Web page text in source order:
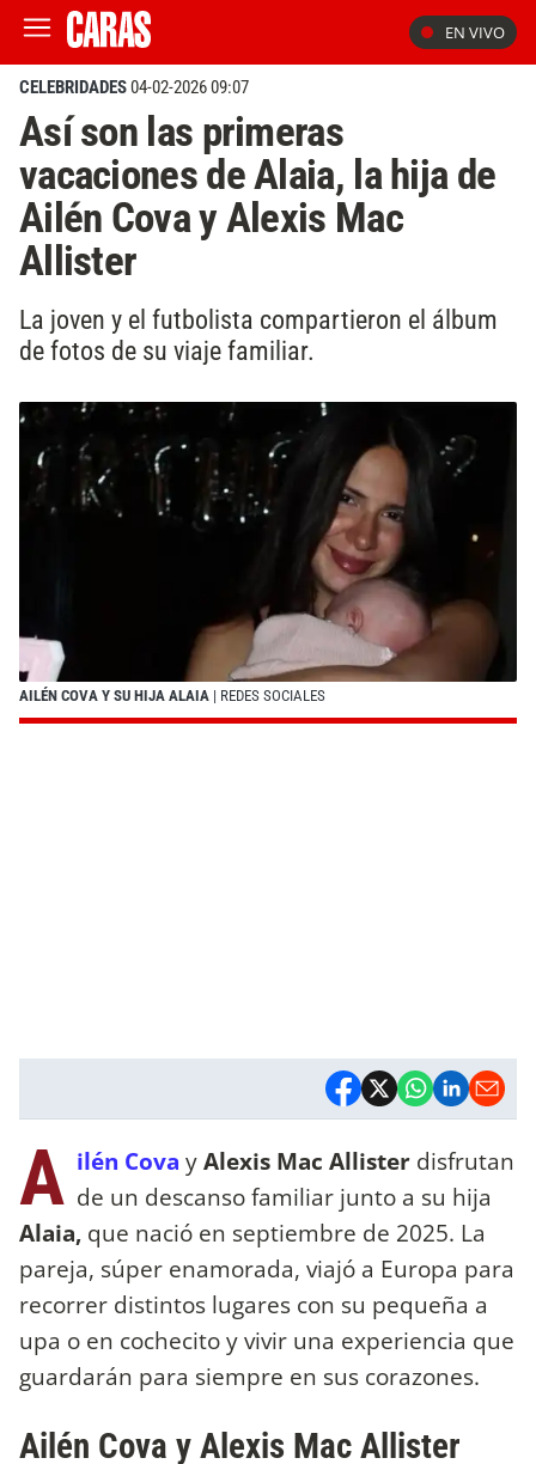
EN VIVO
CELEBRIDADES04-02-2026 09:07
Así son las primeras
vacaciones de Alaia, la hija de
Ailén Cova y Alexis Mac
Allister
La joven y el futbolista compartieron el álbum
de fotos de su viaje familiar.
AILÉN COVA Y SU HIJA ALAIA | REDES SOCIALES
A ilén Cova yAlexis Mac Allister disfrutan
de un descanso familiar junto a su hija
Alaia, que nació en septiembre de 2025. La
pareja, súper enamorada, viajó a Europa para
recorrer distintos lugares con su pequeña a
upa o en cochecito y vivir una experiencia que
guardarán para siempre en sus corazones.
Ailén Cova y Alexis Mac Allister